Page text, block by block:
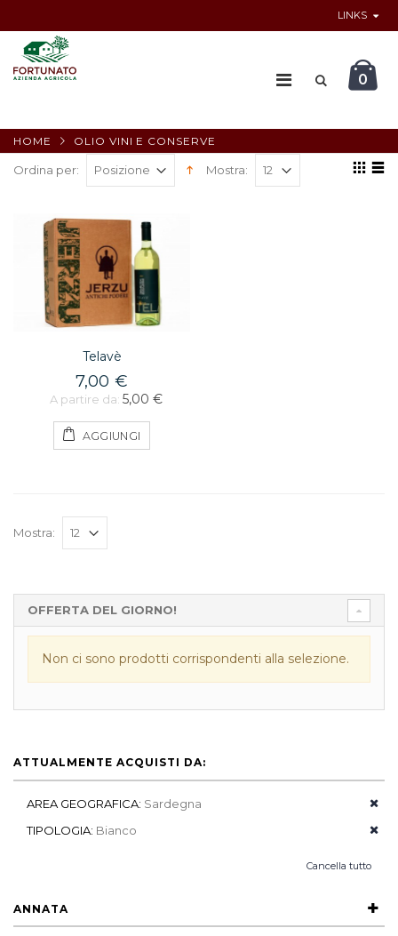
LINKS
0
HOME OLIO VINI E CONSERVE
Ordina per: Mostra:
Telavè
7,00 €
A partire da: 5,00 €
AGGIUNGI
Mostra:
OFFERTA DEL GIORNO!
Non ci sono prodotti corrispondenti alla selezione.
ATTUALMENTE ACQUISTI DA:
AREA GEOGRAFICA: Sardegna
TIPOLOGIA: Bianco
Cancella tutto
ANNATA